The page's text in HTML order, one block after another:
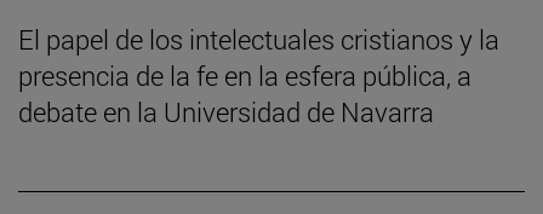
El papel de los intelectuales cristianos y la
presencia de la fe en la esfera pública, a
debate en la Universidad de Navarra